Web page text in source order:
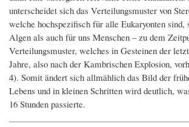
unterscheidet sich das Verteilungsmuster von
welche hochspezifisch für alle Eukaryonten sind,
Algen als auch für uns Menschen – zu dem
Verteilungsmuster, welches in Gesteinen der
Jahre, also nach der Kambrischen Explosion,
4). Somit ändert sich allmählich das Bild der
Lebens und in kleinen Schritten wird deutlich,
16 Stunden passierte.